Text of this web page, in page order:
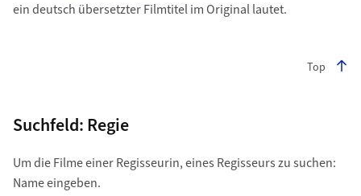
ein deutsch übersetzter Filmtitel im Original lautet.
Top
Suchfeld: Regie
Um die Filme einer Regisseurin, eines Regisseurs zu suchen:
Name eingeben.